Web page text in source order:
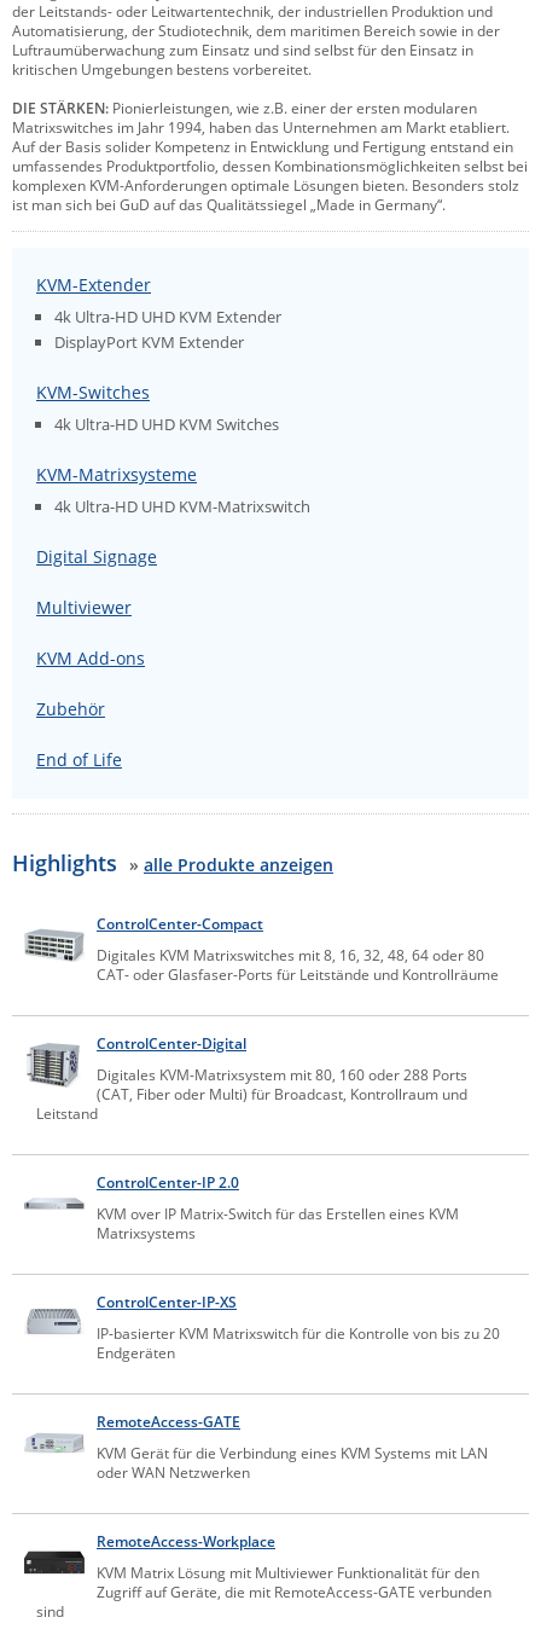
Energiemessung
Energieverteilung
IP, WLAN & GSM Sensorik
Datenlogger
IoT - Internet of Things
Remote I/O
IPC, Industrielle Netzwerktechnik & WLAN
Industrielle Netzwerktechnik / Kommunikation
Industrielle Computer
Wi-Fi - WLAN - Wireless
IT Netzwerktechnik / Kommunikation
Sonstige
Serverräume
RMA / Rücksendung / Support
Comet System
CompleTech
Contemporary Controls
Digi
Eaton
Fokus Technologies
Gefen
Guntermann & Drunck
IEC Lock
Ihse
Kerlink
KVM TEC
Legrand
Moxa
Panorama Antennas
Power Kingdom
Poynting
Raritan
Riello UPS
Server Technology
Sunbird
Tactical Software
Teltonika
Unwired Networks
WATTECO
Westermo
Yuasa
der Leitstands- oder Leitwartentechnik, der industriellen Produktion und
Automatisierung, der Studiotechnik, dem maritimen Bereich sowie in der
Luftraumüberwachung zum Einsatz und sind selbst für den Einsatz in
kritischen Umgebungen bestens vorbereitet.
DIE STÄRKEN: Pionierleistungen, wie z.B. einer der ersten modularen
Matrixswitches im Jahr 1994, haben das Unternehmen am Markt etabliert.
Auf der Basis solider Kompetenz in Entwicklung und Fertigung entstand ein
umfassendes Produktportfolio, dessen Kombinationsmöglichkeiten selbst bei
komplexen KVM-Anforderungen optimale Lösungen bieten. Besonders stolz
ist man sich bei GuD auf das Qualitätssiegel „Made in Germany“.
KVM-Extender
4k Ultra-HD UHD KVM Extender
DisplayPort KVM Extender
KVM-Switches
4k Ultra-HD UHD KVM Switches
KVM-Matrixsysteme
4k Ultra-HD UHD KVM-Matrixswitch
Digital Signage
Multiviewer
KVM Add-ons
Zubehör
End of Life
Highlights » alle Produkte anzeigen
ControlCenter-Compact
Digitales KVM Matrixswitches mit 8, 16, 32, 48, 64 oder 80
CAT- oder Glasfaser-Ports für Leitstände und Kontrollräume
ControlCenter-Digital
Digitales KVM-Matrixsystem mit 80, 160 oder 288 Ports
(CAT, Fiber oder Multi) für Broadcast, Kontrollraum und
Leitstand
ControlCenter-IP 2.0
KVM over IP Matrix-Switch für das Erstellen eines KVM
Matrixsystems
ControlCenter-IP-XS
IP-basierter KVM Matrixswitch für die Kontrolle von bis zu 20
Endgeräten
RemoteAccess-GATE
KVM Gerät für die Verbindung eines KVM Systems mit LAN
oder WAN Netzwerken
RemoteAccess-Workplace
KVM Matrix Lösung mit Multiviewer Funktionalität für den
Zugriff auf Geräte, die mit RemoteAccess-GATE verbunden
sind